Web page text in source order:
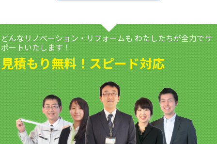
どんなリノベーション・リフォームもわたしたちが全力でサ
ポートいたします！
見積もり無料！スピード対応